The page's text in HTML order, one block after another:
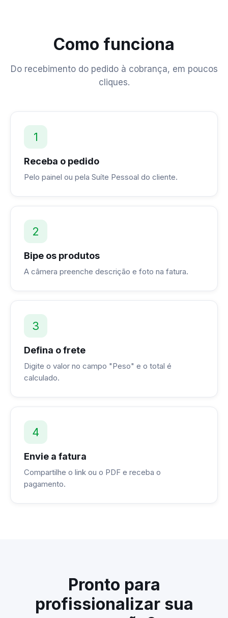
Como funciona
Do recebimento do pedido à cobrança, em poucos
cliques.
1
Receba o pedido
Pelo painel ou pela Suíte Pessoal do cliente.
2
Bipe os produtos
A câmera preenche descrição e foto na fatura.
3
Defina o frete
Digite o valor no campo "Peso" e o total é
calculado.
4
Envie a fatura
Compartilhe o link ou o PDF e receba o
pagamento.
Pronto para
profissionalizar sua